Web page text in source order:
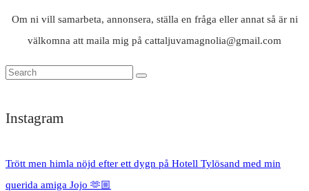
Om ni vill samarbeta, annonsera, ställa en fråga eller annat så är ni
välkomna att maila mig på cattaljuvamagnolia@gmail.com
Instagram
Trött men himla nöjd efter ett dygn på Hotell Tylösand med min
querida amiga Jojo 🫶🏼